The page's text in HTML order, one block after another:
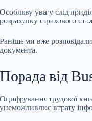
Особливу увагу слід
розрахунку страхового
Раніше ми вже
документа.
Порада від
Оцифрування трудової
унеможливлює втрату